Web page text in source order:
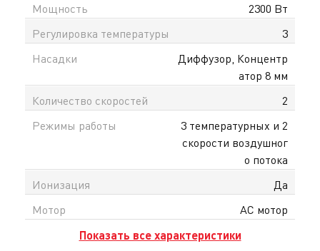
Мощность
2300 Вт
Регулировка температуры
3
Насадки
Диффузор, Концентр
атор 8 мм
Количество скоростей
2
Режимы работы
3 температурных и 2
скорости воздушног
о потока
Ионизация
Да
Мотор
AC мотор
Показать все характеристики